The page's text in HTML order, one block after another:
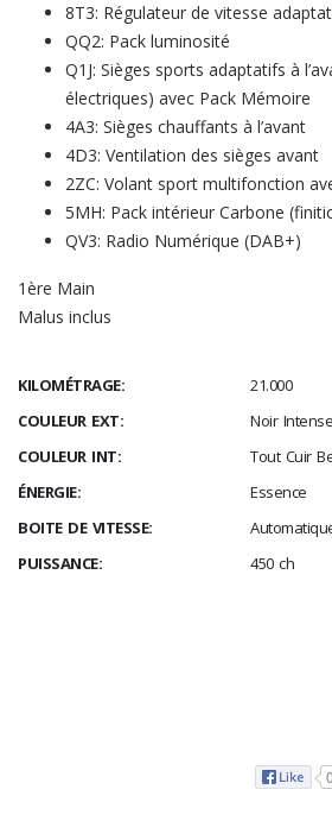
8T3: Régulateur de vitesse
QQ2: Pack luminosité
Q1J: Sièges sports adaptatifs à
électriques) avec Pack Mémoire
4A3: Sièges chauffants à l’avant
4D3: Ventilation des sièges avant
2ZC: Volant sport multifonction
5MH: Pack intérieur Carbone
QV3: Radio Numérique (DAB+)
1ère Main
Malus inclus
KILOMÉTRAGE:
21.000
COULEUR EXT:
Noir
COULEUR INT:
Tout Cuir
ÉNERGIE:
Essence
BOITE DE VITESSE:
PUISSANCE:
450 ch
0